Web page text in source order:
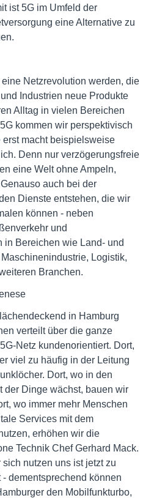
ist 5G im Umfeld der
eine Alternative zu
Netzrevolution werden, die
Industrien neue Produkte
Alltag in vielen Bereichen
kommen wir perspektivisch
macht beispielsweise
Denn nur verzögerungsfreie
eine Welt ohne Ampeln,
auch bei der
Dienste entstehen, die wir
können - neben
und
in Bereichen wie Land- und
Logistik,
Branchen.
in Hamburg
verteilt über die ganze
Netz kundenorientiert. Dort,
viel zu häufig in der Leitung
Dort, wo in den
der Dinge wächst, bauen wir
wo immer mehr Menschen
Services mit dem
erhöhen wir die
Technik Chef Gerhard Mack.
nutzen uns ist jetzt zu
dementsprechend können
den Mobilfunkturbo,